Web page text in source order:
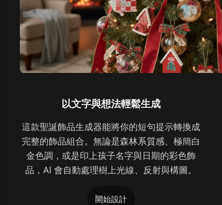
以文字與想法輕鬆生成
這款聖誕飾品生成器能將你的短句提示轉換成
完整的飾品組合。無論是森林系質感、極簡白
金色調，或是印上孩子名字與日期的彩色飾
品，AI 會自動處理樹上光線、反射與構圖。
開始設計